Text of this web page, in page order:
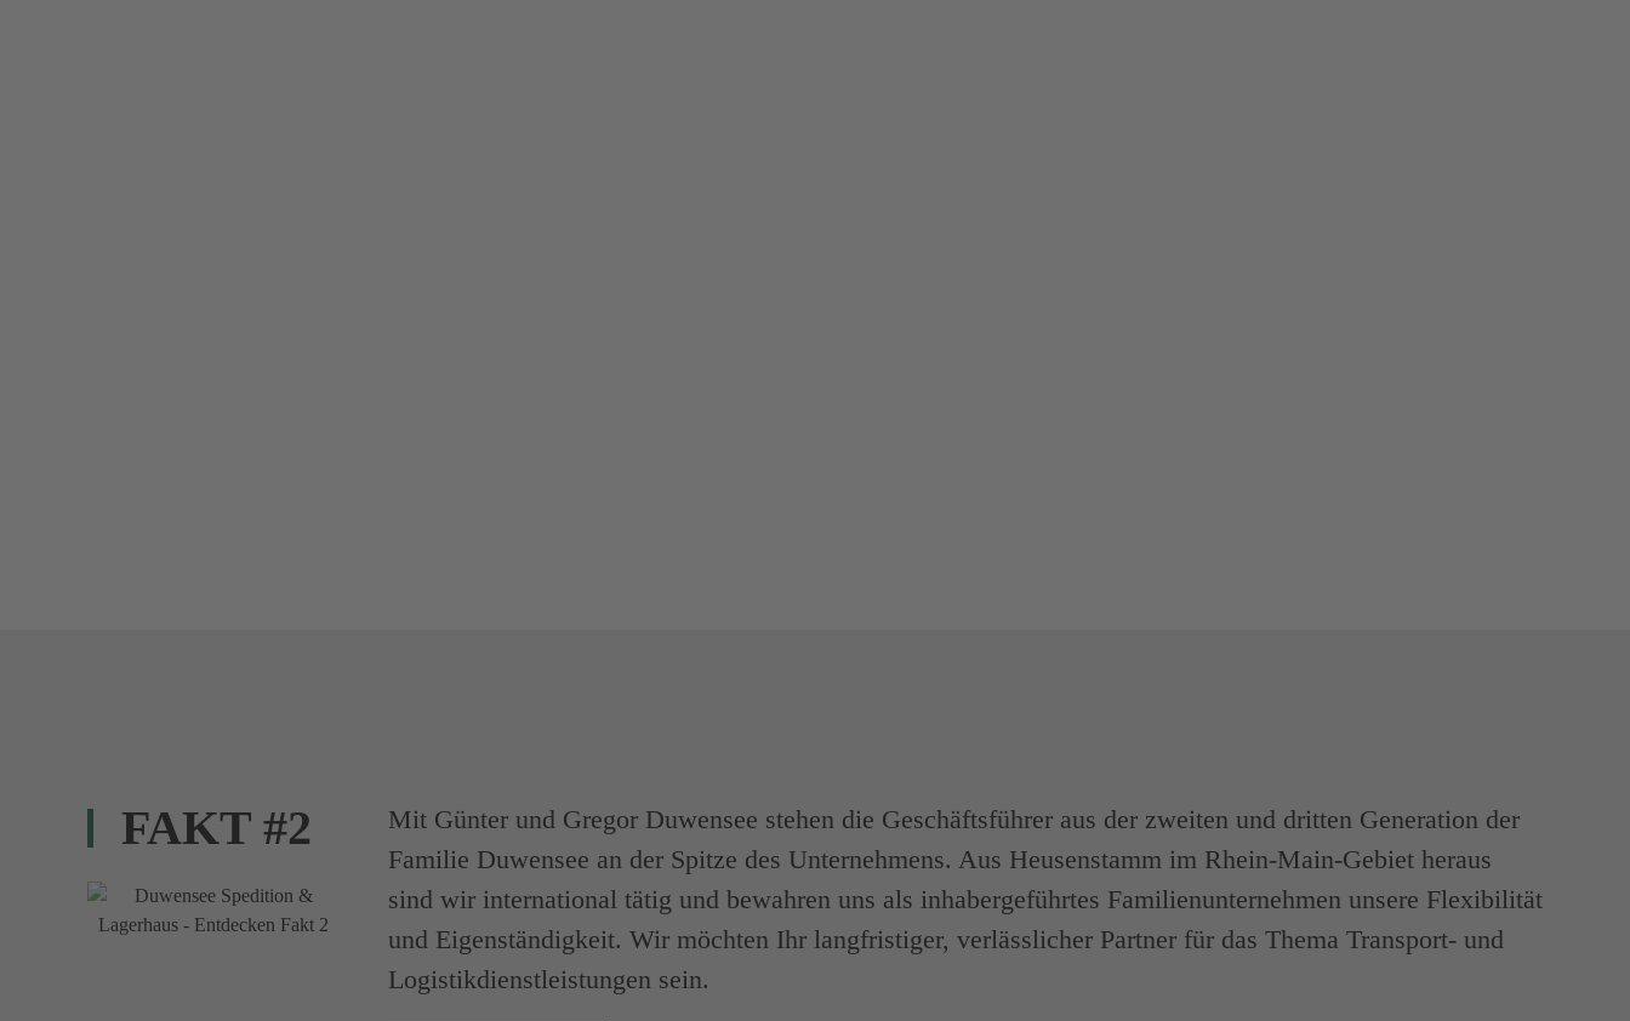
FAKT #2
Mit Günter und Gregor Duwensee stehen die Geschäftsführer aus der zweiten und dritten Generation der
Familie Duwensee an der Spitze des Unternehmens. Aus Heusenstamm im Rhein-Main-Gebiet heraus
sind wir international tätig und bewahren uns als inhabergeführtes Familienunternehmen unsere Flexibilität
und Eigenständigkeit. Wir möchten Ihr langfristiger, verlässlicher Partner für das Thema Transport- und
Logistikdienstleistungen sein.